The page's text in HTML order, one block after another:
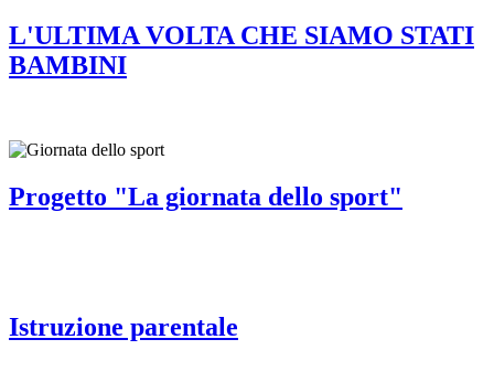
L'ULTIMA VOLTA CHE SIAMO STATI
BAMBINI
Progetto "La giornata dello sport"
Istruzione parentale